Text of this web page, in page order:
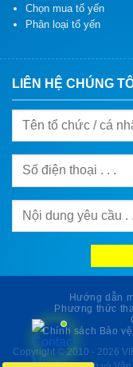
Chọn mua tổ yến
Phân loại tổ yến
LIÊN HỆ CHÚNG
Hướng dẫn
Phương thức
Chính sách Bảo
Copyright © 2010 - 2026